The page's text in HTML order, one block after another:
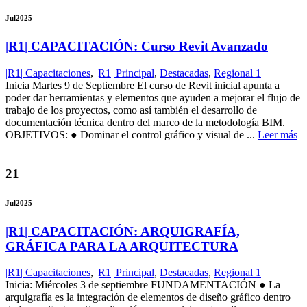
Jul2025
|R1| CAPACITACIÓN: Curso Revit Avanzado
|R1| Capacitaciones, |R1| Principal, Destacadas, Regional 1
Inicia Martes 9 de Septiembre El curso de Revit inicial apunta a
poder dar herramientas y elementos que ayuden a mejorar el flujo de
trabajo de los proyectos, como así también el desarrollo de
documentación técnica dentro del marco de la metodología BIM.
OBJETIVOS: ● Dominar el control gráfico y visual de ... Leer más
21
Jul2025
|R1| CAPACITACIÓN: ARQUIGRAFÍA,
GRÁFICA PARA LA ARQUITECTURA
|R1| Capacitaciones, |R1| Principal, Destacadas, Regional 1
Inicia: Miércoles 3 de septiembre FUNDAMENTACIÓN ● La
arquigrafía es la integración de elementos de diseño gráfico dentro